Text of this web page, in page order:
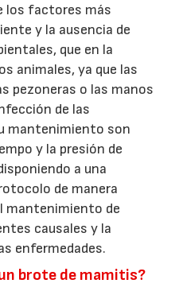
los factores más
y la ausencia de
que en la
animales, ya que las
pezoneras o las manos
de las
mantenimiento son
y la presión de
a una
de manera
mantenimiento de
causales y la
enfermedades.
brote de mamitis?